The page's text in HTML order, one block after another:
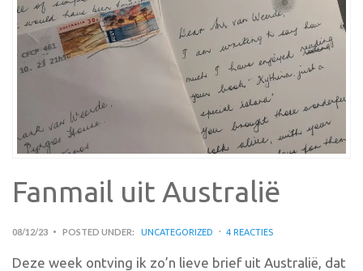
Fanmail uit Australië
08/12/23 POSTED UNDER: UNCATEGORIZED 4 REACTIES
Deze week ontving ik zo’n lieve brief uit Australië, dat